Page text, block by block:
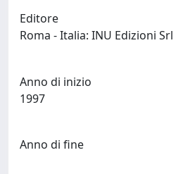
Editore
Anno di inizio
Anno di fine